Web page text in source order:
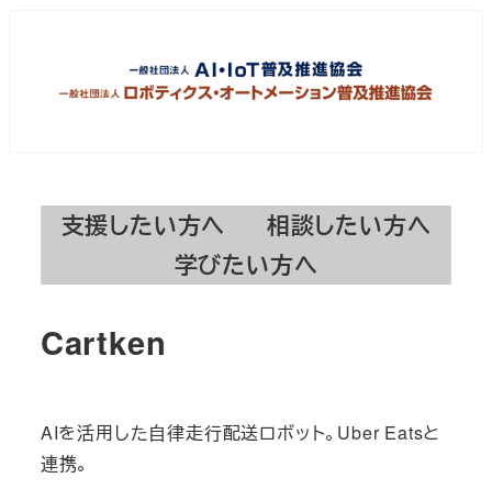
支援したい方へ
相談したい方へ
学びたい方へ
Cartken
AIを活用した自律走行配送ロボット。Uber Eatsと
連携。